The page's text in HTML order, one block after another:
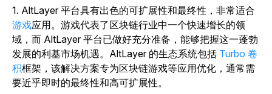
1. AltLayer 平台具有出色的可扩展性和最终性，非常适合
游戏应用。游戏代表了区块链行业中一个快速增长的领
域，而 AltLayer 平台已做好充分准备，能够把握这一蓬勃
发展的利基市场机遇。AltLayer 的生态系统包括 Turbo 卷
积框架，该解决方案专为区块链游戏等应用优化，通常需
要近乎即时的最终性和高可扩展性。